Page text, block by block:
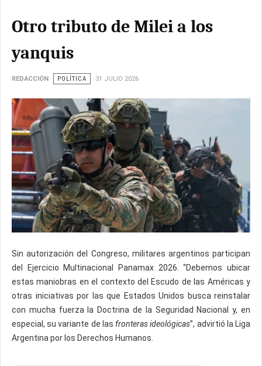
Otro tributo de Milei a los
yanquis
REDACCIÓN POLÍTICA 31 JULIO 2026
Sin autorización del Congreso, militares argentinos participan
del Ejercicio Multinacional Panamax 2026. “Debemos ubicar
estas maniobras en el contexto del Escudo de las Américas y
otras iniciativas por las que Estados Unidos busca reinstalar
con mucha fuerza la Doctrina de la Seguridad Nacional y, en
especial, su variante de lasfronteras ideológicas”, advirtió la Liga
Argentina por los Derechos Humanos.